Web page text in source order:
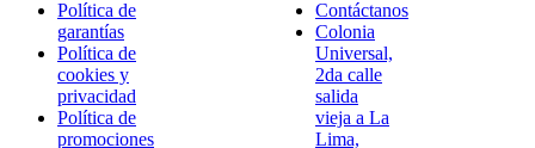
Política de
garantías
Política de
cookies y
privacidad
Política de
promociones
Contáctanos
Colonia
Universal,
2da calle
salida
vieja a La
Lima,